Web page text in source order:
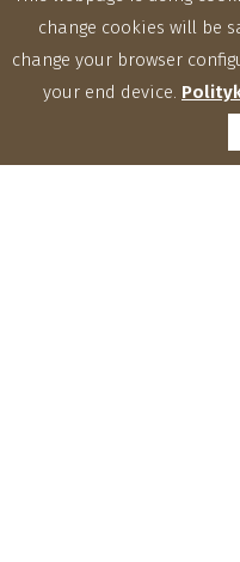
change cookies will be
change your browser
your end device.